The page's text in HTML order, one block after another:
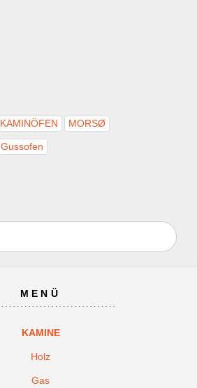
KAMINÖFEN MORSØ
Gussofen
MENÜ
KAMINE
Holz
Gas